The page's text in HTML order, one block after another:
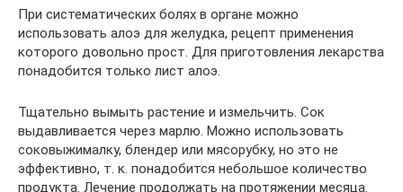
При систематических болях в органе можно
использовать алоэ для желудка, рецепт применения
которого довольно прост. Для приготовления лекарства
понадобится только лист алоэ.
Тщательно вымыть растение и измельчить. Сок
выдавливается через марлю. Можно использовать
соковыжималку, блендер или мясорубку, но это не
эффективно, т. к. понадобится небольшое количество
продукта. Лечение продолжать на протяжении месяца.